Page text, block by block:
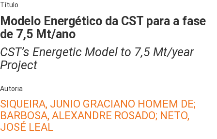
Título
Modelo Energético da CST para a fase
de 7,5 Mt/ano
CST’s Energetic Model to 7,5 Mt/year
Project
Autoria
SIQUEIRA, JUNIO GRACIANO HOMEM DE;
BARBOSA, ALEXANDRE ROSADO; NETO,
JOSÉ LEAL